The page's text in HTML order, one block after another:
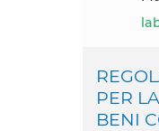
PER
BENI